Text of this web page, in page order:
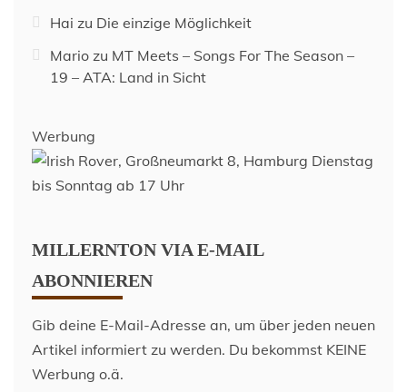
Hai zu Die einzige Möglichkeit
Mario zu MT Meets – Songs For The Season –
19 – ATA: Land in Sicht
Werbung
MILLERNTON VIA E-MAIL
ABONNIEREN
Gib deine E-Mail-Adresse an, um über jeden neuen
Artikel informiert zu werden. Du bekommst KEINE
Werbung o.ä.